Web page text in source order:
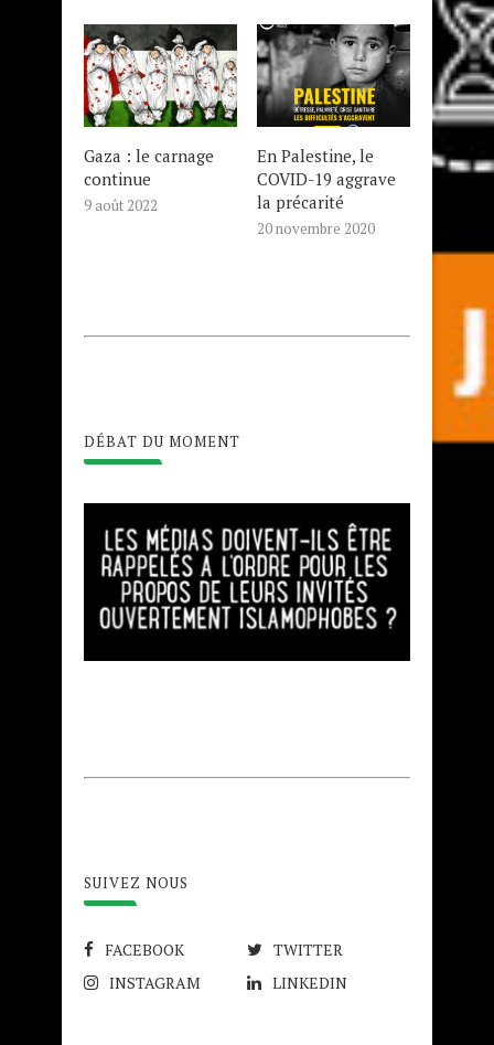
Gaza : le carnage
continue
9 août 2022
En Palestine, le
COVID-19 aggrave
la précarité
20 novembre 2020
DÉBAT DU MOMENT
SUIVEZ NOUS
FACEBOOK
TWITTER
INSTAGRAM
LINKEDIN